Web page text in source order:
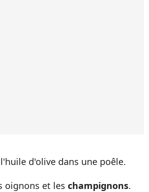
d'olive dans une poêle.
oignons et les champignons.